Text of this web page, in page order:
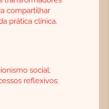
compartilhar
prática clínica.
social;
reflexivos;